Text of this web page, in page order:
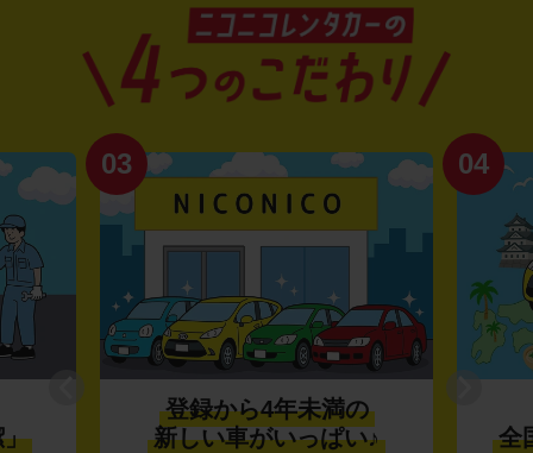
」
03
登録から4年未満の
新しい車がいっぱい♪
04
全